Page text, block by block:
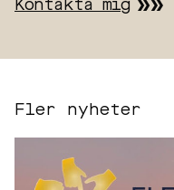
Kontakta mig
Fler nyheter